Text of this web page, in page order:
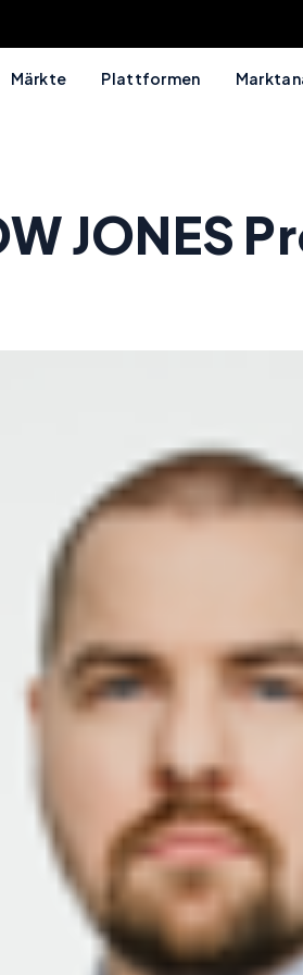
Märkte Plattformen
JONES